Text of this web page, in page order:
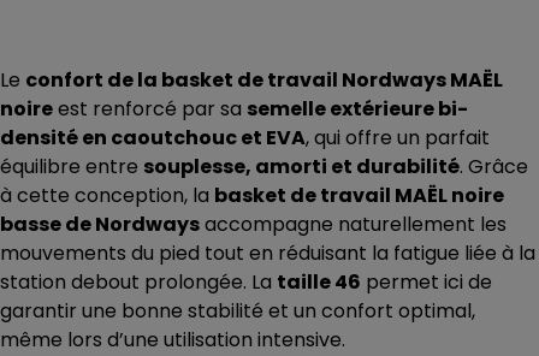
Le confort de la basket de travail Nordways MAËL
noireest renforcé par sa semelle extérieure bi-
densité en caoutchouc et EVA, qui offre un parfait
équilibre entre souplesse, amorti et durabilité. Grâce
à cette conception, la basket de travail MAËL noire
basse de Nordwaysaccompagne naturellement les
mouvements du pied tout en réduisant la fatigue liée à la
station debout prolongée. La taille 46 permet ici de
garantir une bonne stabilité et un confort optimal,
même lors d’une utilisation intensive.